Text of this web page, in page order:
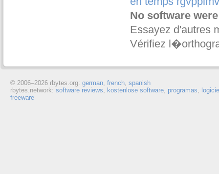
No software
Essayez d'autres
Vérifiez
© 2006–2026 rbytes.org: german, french, spanish
rbytes.network: software reviews, kostenlose software, programas,
freeware